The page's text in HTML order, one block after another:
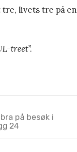
livets tre på en
treet”.
på besøk i
24